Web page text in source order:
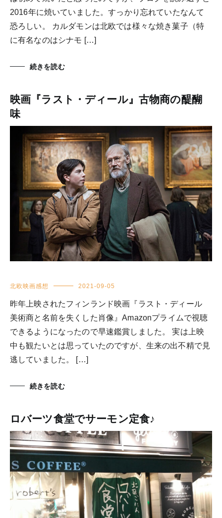
2016年に焼いていました。すっかり忘れていたなんて
恐ろしい。 カルダモンは北欧では様々な焼き菓子（特
に有名なのはシナモ […]
続きを読む
映画『ラスト・ディール』古物商の醍醐
味
北欧映画感想 2021-09-05
昨年上映されたフィンランド映画『ラスト・ディール
美術商と名前を失くした肖像』Amazonプライムで視聴
できるようになったので早速鑑賞しました。 実は上映
中も観たいとは思っていたのですが、生来の出不精で見
逃していました。 […]
続きを読む
ロバーツ食堂でサーモン定食♪